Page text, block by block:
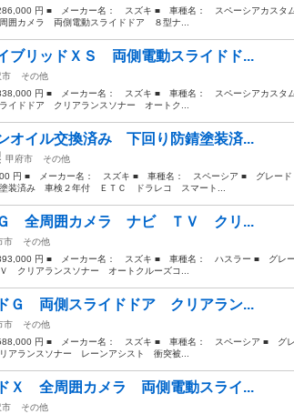
円 ■ メーカー名： スズキ ■ 車種名： スペーシアカスタ
カメラ 両側電動スライドドア ８型ナ...
ブリッドＸＳ 両側電動スライドド...
市
その他
円 ■ メーカー名： スズキ ■ 車種名： スペーシアカスタ
ドドア クリアランスソナー オートク...
オイル交換済み 下回り防錆塗装済...
甲府市
その他
円 ■ メーカー名： スズキ ■ 車種名： スペーシア ■ グレード
装済み 車検２年付 ＥＴＣ ドラレコ スマート...
Ｇ 全周囲カメラ ナビ ＴＶ クリ...
市
その他
円 ■ メーカー名： スズキ ■ 車種名： ハスラー ■ グレ
リアランスソナー オートクルーズコ...
Ｇ 両側スライドドア クリアラン...
市
その他
円 ■ メーカー名： スズキ ■ 車種名： スペーシア ■ グ
ランスソナー レーンアシスト 衝突被...
Ｘ 全周囲カメラ 両側電動スライ...
市
その他